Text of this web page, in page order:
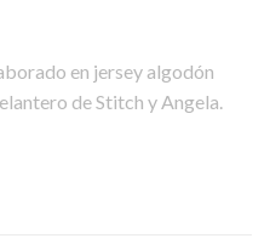
en jersey algodón
de Stitch y Angela.